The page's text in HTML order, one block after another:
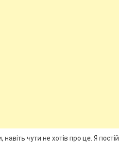
навіть чути не хотів про це. Я